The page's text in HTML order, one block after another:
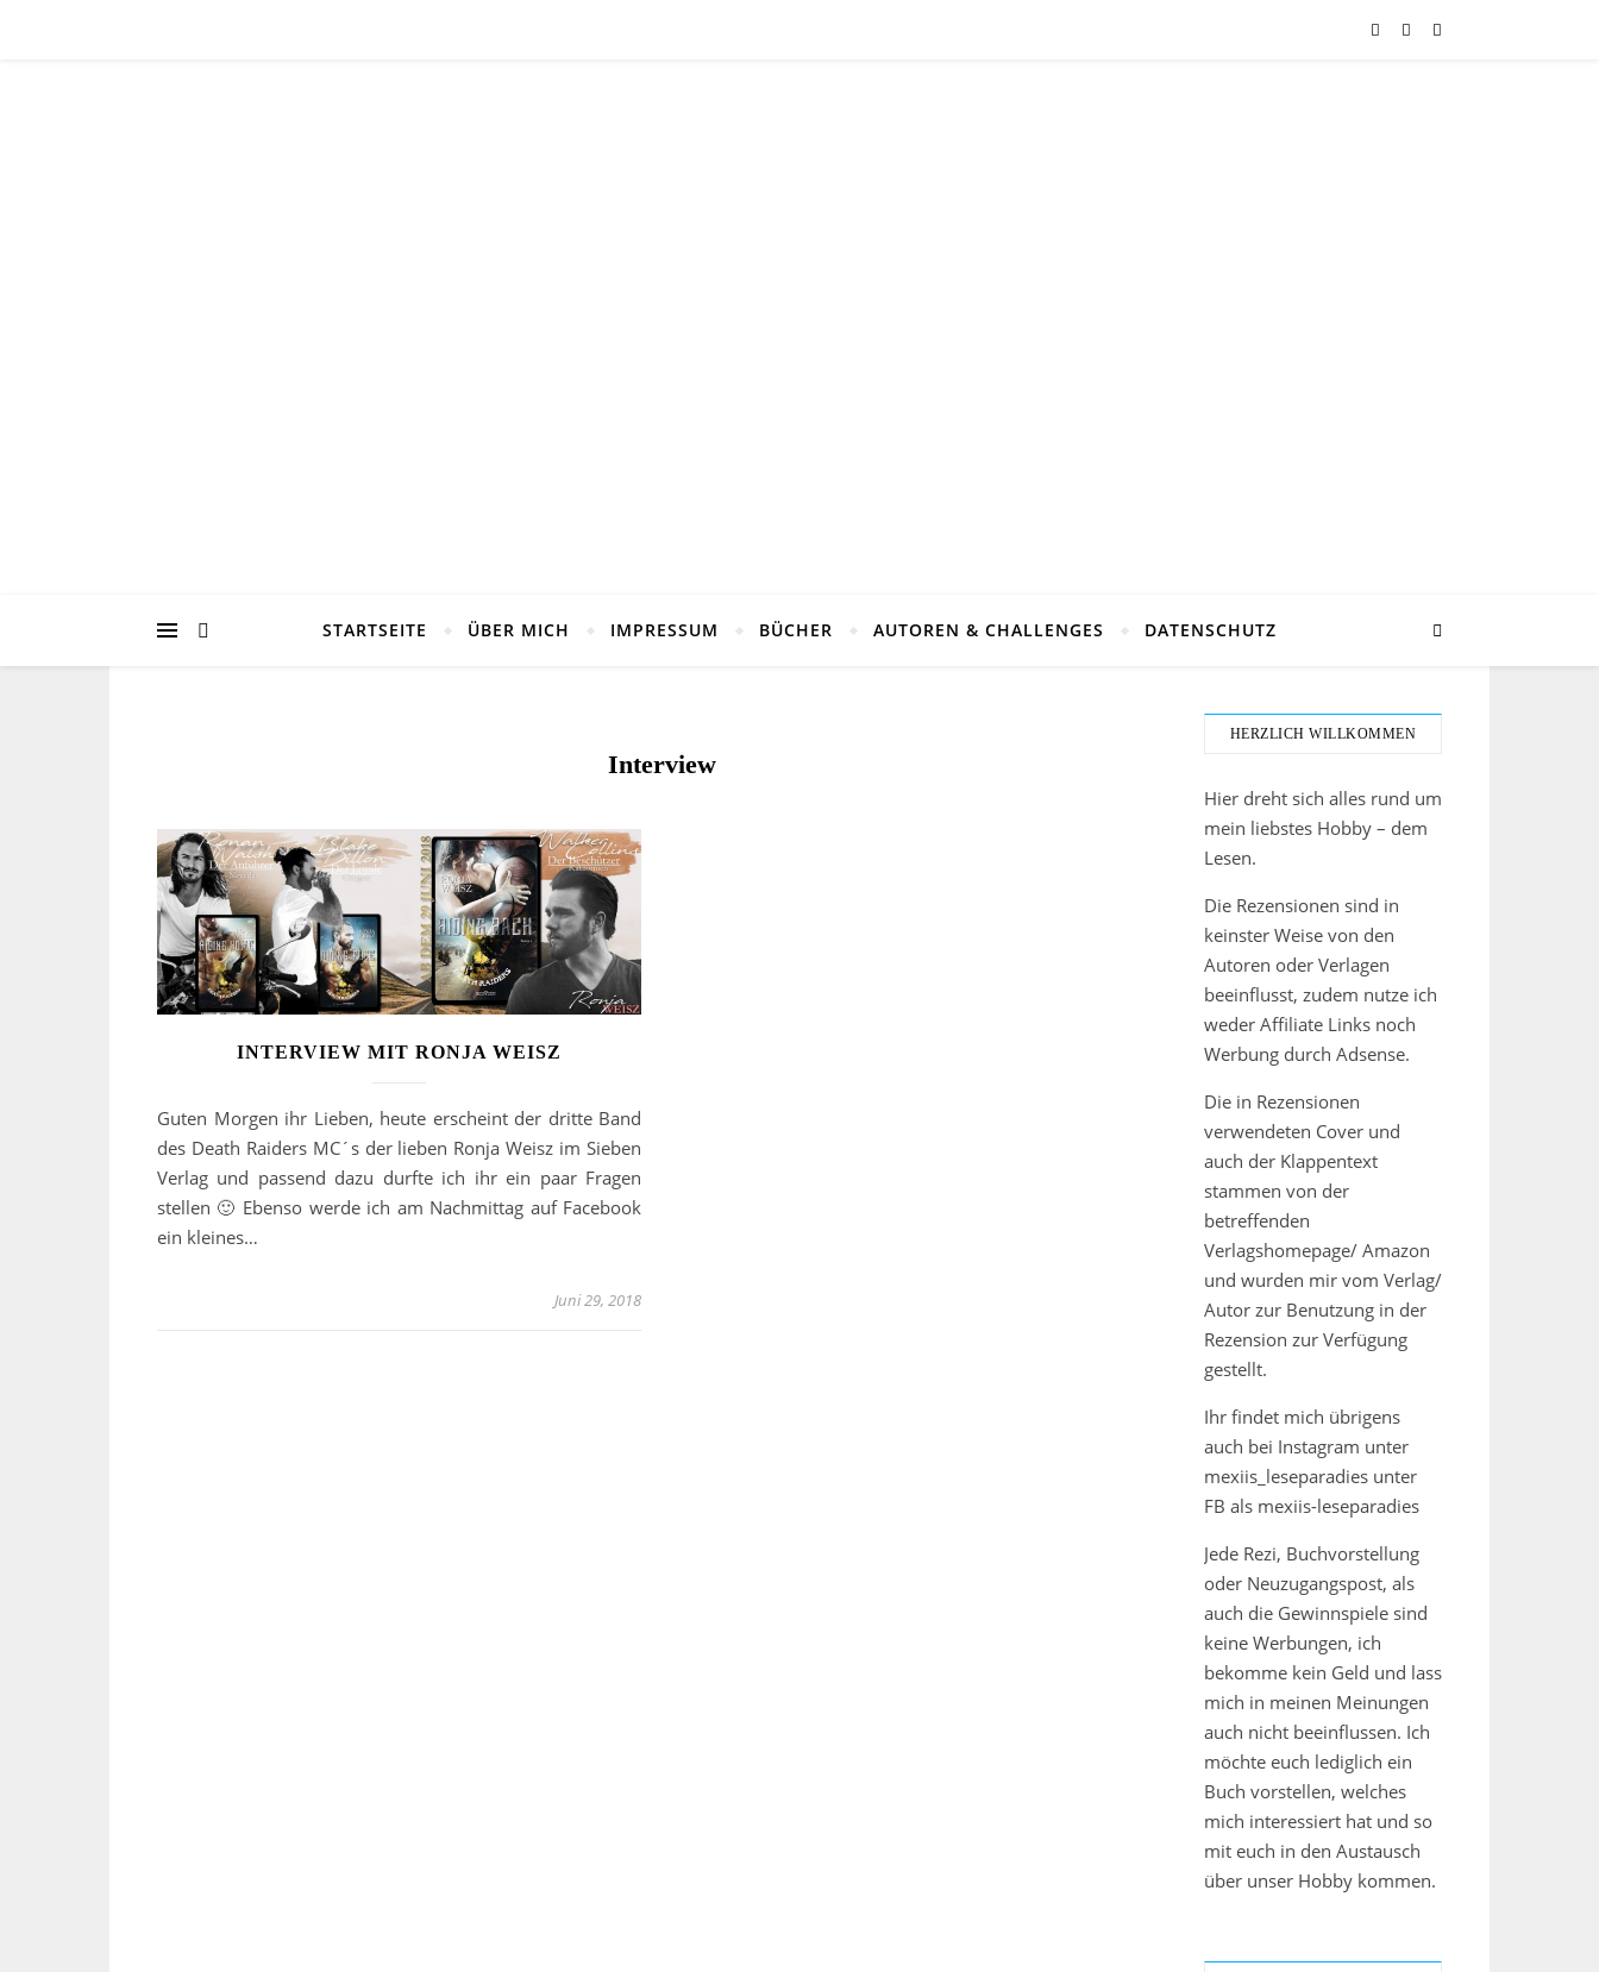
STARTSEITE ÜBER MICH IMPRESSUM BÜCHER AUTOREN & CHALLENGES DATENSCHUTZ
Interview
INTERVIEW MIT RONJA WEISZ
Guten Morgen ihr Lieben, heute erscheint der dritte Band
des Death Raiders MC´s der lieben Ronja Weisz im Sieben
Verlag und passend dazu durfte ich ihr ein paar Fragen
stellen 🙂 Ebenso werde ich am Nachmittag auf Facebook
ein kleines…
Juni 29, 2018
HERZLICH WILLKOMMEN
Hier dreht sich alles rund um
mein liebstes Hobby – dem
Lesen.
Die Rezensionen sind in
keinster Weise von den
Autoren oder Verlagen
beeinflusst, zudem nutze ich
weder Affiliate Links noch
Werbung durch Adsense.
Die in Rezensionen
verwendeten Cover und
auch der Klappentext
stammen von der
betreffenden
Verlagshomepage/ Amazon
und wurden mir vom Verlag/
Autor zur Benutzung in der
Rezension zur Verfügung
gestellt.
Ihr findet mich übrigens
auch bei Instagram unter
mexiis_leseparadies unter
FB als mexiis-leseparadies
Jede Rezi, Buchvorstellung
oder Neuzugangspost, als
auch die Gewinnspiele sind
keine Werbungen, ich
bekomme kein Geld und lass
mich in meinen Meinungen
auch nicht beeinflussen. Ich
möchte euch lediglich ein
Buch vorstellen, welches
mich interessiert hat und so
mit euch in den Austausch
über unser Hobby kommen.